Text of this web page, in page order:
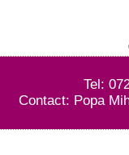
Tel:
Contact: Popa